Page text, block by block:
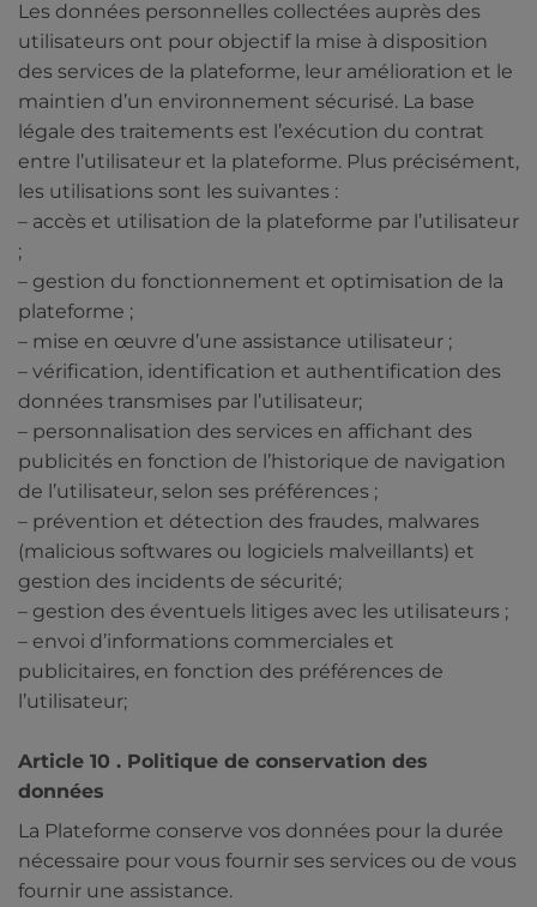
Les données personnelles collectées auprès des
utilisateurs ont pour objectif la mise à disposition
des services de la plateforme, leur amélioration et le
maintien d’un environnement sécurisé. La base
légale des traitements est l’exécution du contrat
entre l’utilisateur et la plateforme. Plus précisément,
les utilisations sont les suivantes :
– accès et utilisation de la plateforme par l’utilisateur
;
– gestion du fonctionnement et optimisation de la
plateforme ;
– mise en œuvre d’une assistance utilisateur ;
– vérification, identification et authentification des
données transmises par l’utilisateur;
– personnalisation des services en affichant des
publicités en fonction de l’historique de navigation
de l’utilisateur, selon ses préférences ;
– prévention et détection des fraudes, malwares
(malicious softwares ou logiciels malveillants) et
gestion des incidents de sécurité;
– gestion des éventuels litiges avec les utilisateurs ;
– envoi d’informations commerciales et
publicitaires, en fonction des préférences de
l’utilisateur;
Article 10 . Politique de conservation des
données
La Plateforme conserve vos données pour la durée
nécessaire pour vous fournir ses services ou de vous
fournir une assistance.